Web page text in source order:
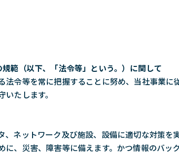
範（以下、「法令等」という。）に関して
法令等を常に把握することに努め、当社事業に
たします。
ネットワーク及び施設、設備に適切な対策を
に、災害、障害等に備えます。かつ情報のバッ